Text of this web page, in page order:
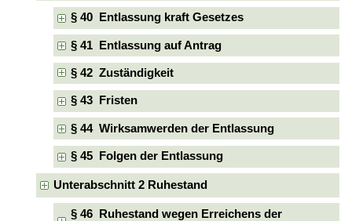
§ 40 Entlassung kraft Gesetzes
§ 41 Entlassung auf Antrag
§ 42 Zuständigkeit
§ 43 Fristen
§ 44 Wirksamwerden der Entlassung
§ 45 Folgen der Entlassung
Unterabschnitt 2 Ruhestand
§ 46 Ruhestand wegen Erreichens der